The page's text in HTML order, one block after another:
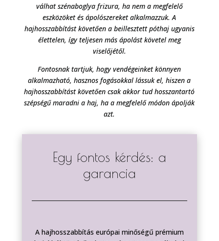
válhat szénaboglya frizura, ha nem a megfelelő
eszközöket és ápolószereket alkalmazzuk. A
hajhosszabbítást követően a beillesztett póthaj ugyanis
élettelen, így teljesen más ápolást követel meg
viselőjétől.
Fontosnak tartjuk, hogy vendégeinket könnyen
alkalmazható, hasznos fogásokkal lássuk el, hiszen a
hajhosszabbítást követően csak akkor tud hosszantartó
szépségű maradni a haj, ha a megfelelő módon ápolják
azt.
Egy fontos kérdés: a
garancia
A hajhosszabbítás európai minőségű prémium